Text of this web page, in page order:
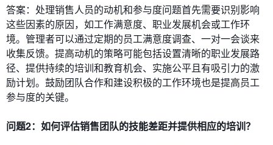
答案：处理销售人员的动机和参与度问题首先需要识别影响
这些因素的原因，如工作满意度、职业发展机会或工作环
境。管理者可以通过定期的员工满意度调查、一对一会谈来
收集反馈。提高动机的策略可能包括设置清晰的职业发展路
径、提供持续的培训和教育机会、实施公平且有吸引力的激
励计划。鼓励团队合作和建设积极的工作环境也是提高员工
参与度的关键。
问题2：如何评估销售团队的技能差距并提供相应的培训？